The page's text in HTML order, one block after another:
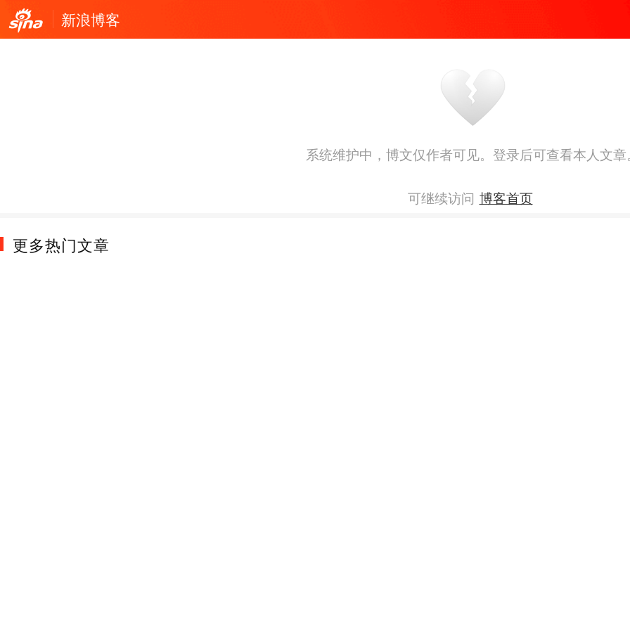
新浪博客
系统维护中，博文仅作者可见。登录后可查看本人文章
可继续访问 博客首页
更多热门文章